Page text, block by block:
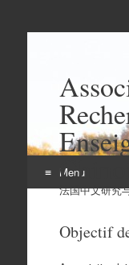
法国中文研究
Menu
contenuObjectif